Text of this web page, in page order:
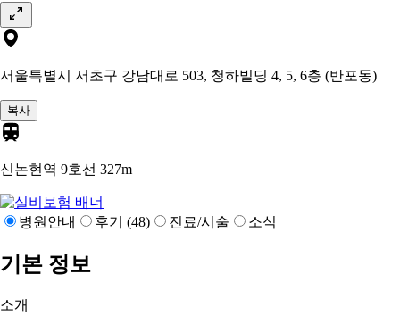
서울특별시 서초구 강남대로 503, 청하빌딩 4, 5, 6층 (반포동)
복사
신논현역 9호선 327m
병원안내 후기 (48) 진료/시술 소식
기본 정보
소개